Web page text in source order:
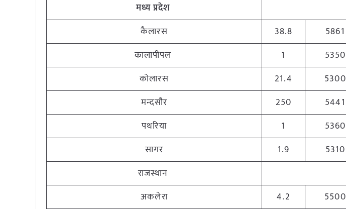
मध्य प्रदेश
कैलारस
38.8 5861
कालापीपल
1 5350
कोलारस
21.4 5300
मन्दसौर
250 5441
पथरिया
1 5360
सागर
1.9 5310
राजस्थान
अकलेरा
4.2 5500